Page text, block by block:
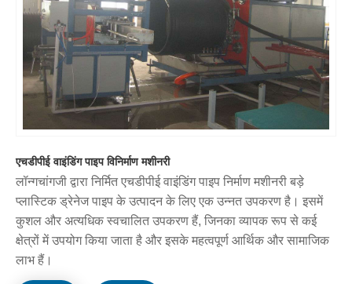
एचडीपीई वाइंडिंग पाइप विनिर्माण मशीनरी
लॉन्गचांगजी द्वारा निर्मित एचडीपीई वाइंडिंग पाइप निर्माण मशीनरी बड़े
प्लास्टिक ड्रेनेज पाइप के उत्पादन के लिए एक उन्नत उपकरण है। इसमें
कुशल और अत्यधिक स्वचालित उपकरण हैं, जिनका व्यापक रूप से कई
क्षेत्रों में उपयोग किया जाता है और इसके महत्वपूर्ण आर्थिक और सामाजिक
लाभ हैं।